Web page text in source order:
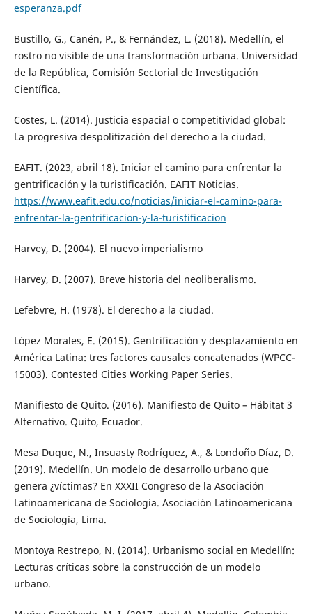
esperanza.pdf
Bustillo, G., Canén, P., & Fernández, L. (2018). Medellín, el
rostro no visible de una transformación urbana. Universidad
de la República, Comisión Sectorial de Investigación
Científica.
Costes, L. (2014). Justicia espacial o competitividad global:
La progresiva despolitización del derecho a la ciudad.
EAFIT. (2023, abril 18). Iniciar el camino para enfrentar la
gentrificación y la turistificación. EAFIT Noticias.
https://www.eafit.edu.co/noticias/iniciar-el-camino-para-
enfrentar-la-gentrificacion-y-la-turistificacion
Harvey, D. (2004). El nuevo imperialismo
Harvey, D. (2007). Breve historia del neoliberalismo.
Lefebvre, H. (1978). El derecho a la ciudad.
López Morales, E. (2015). Gentrificación y desplazamiento en
América Latina: tres factores causales concatenados (WPCC-
15003). Contested Cities Working Paper Series.
Manifiesto de Quito. (2016). Manifiesto de Quito – Hábitat 3
Alternativo. Quito, Ecuador.
Mesa Duque, N., Insuasty Rodríguez, A., & Londoño Díaz, D.
(2019). Medellín. Un modelo de desarrollo urbano que
genera ¿víctimas? En XXXII Congreso de la Asociación
Latinoamericana de Sociología. Asociación Latinoamericana
de Sociología, Lima.
Montoya Restrepo, N. (2014). Urbanismo social en Medellín:
Lecturas críticas sobre la construcción de un modelo
urbano.